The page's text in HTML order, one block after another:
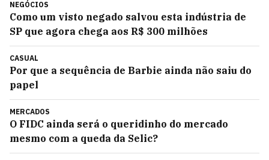
NEGÓCIOS
Como um visto negado salvou esta indústria de
SP que agora chega aos R$ 300 milhões
CASUAL
Por que a sequência de Barbie ainda não saiu do
papel
MERCADOS
O FIDC ainda será o queridinho do mercado
mesmo com a queda da Selic?